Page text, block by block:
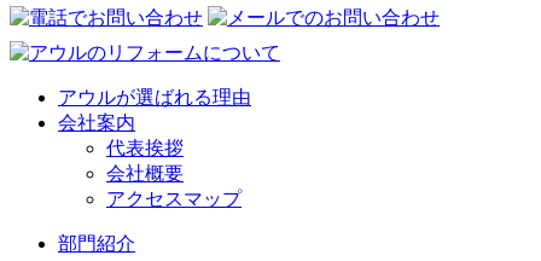
アウルが選ばれる理由
会社案内
代表挨拶
会社概要
アクセスマップ
部門紹介